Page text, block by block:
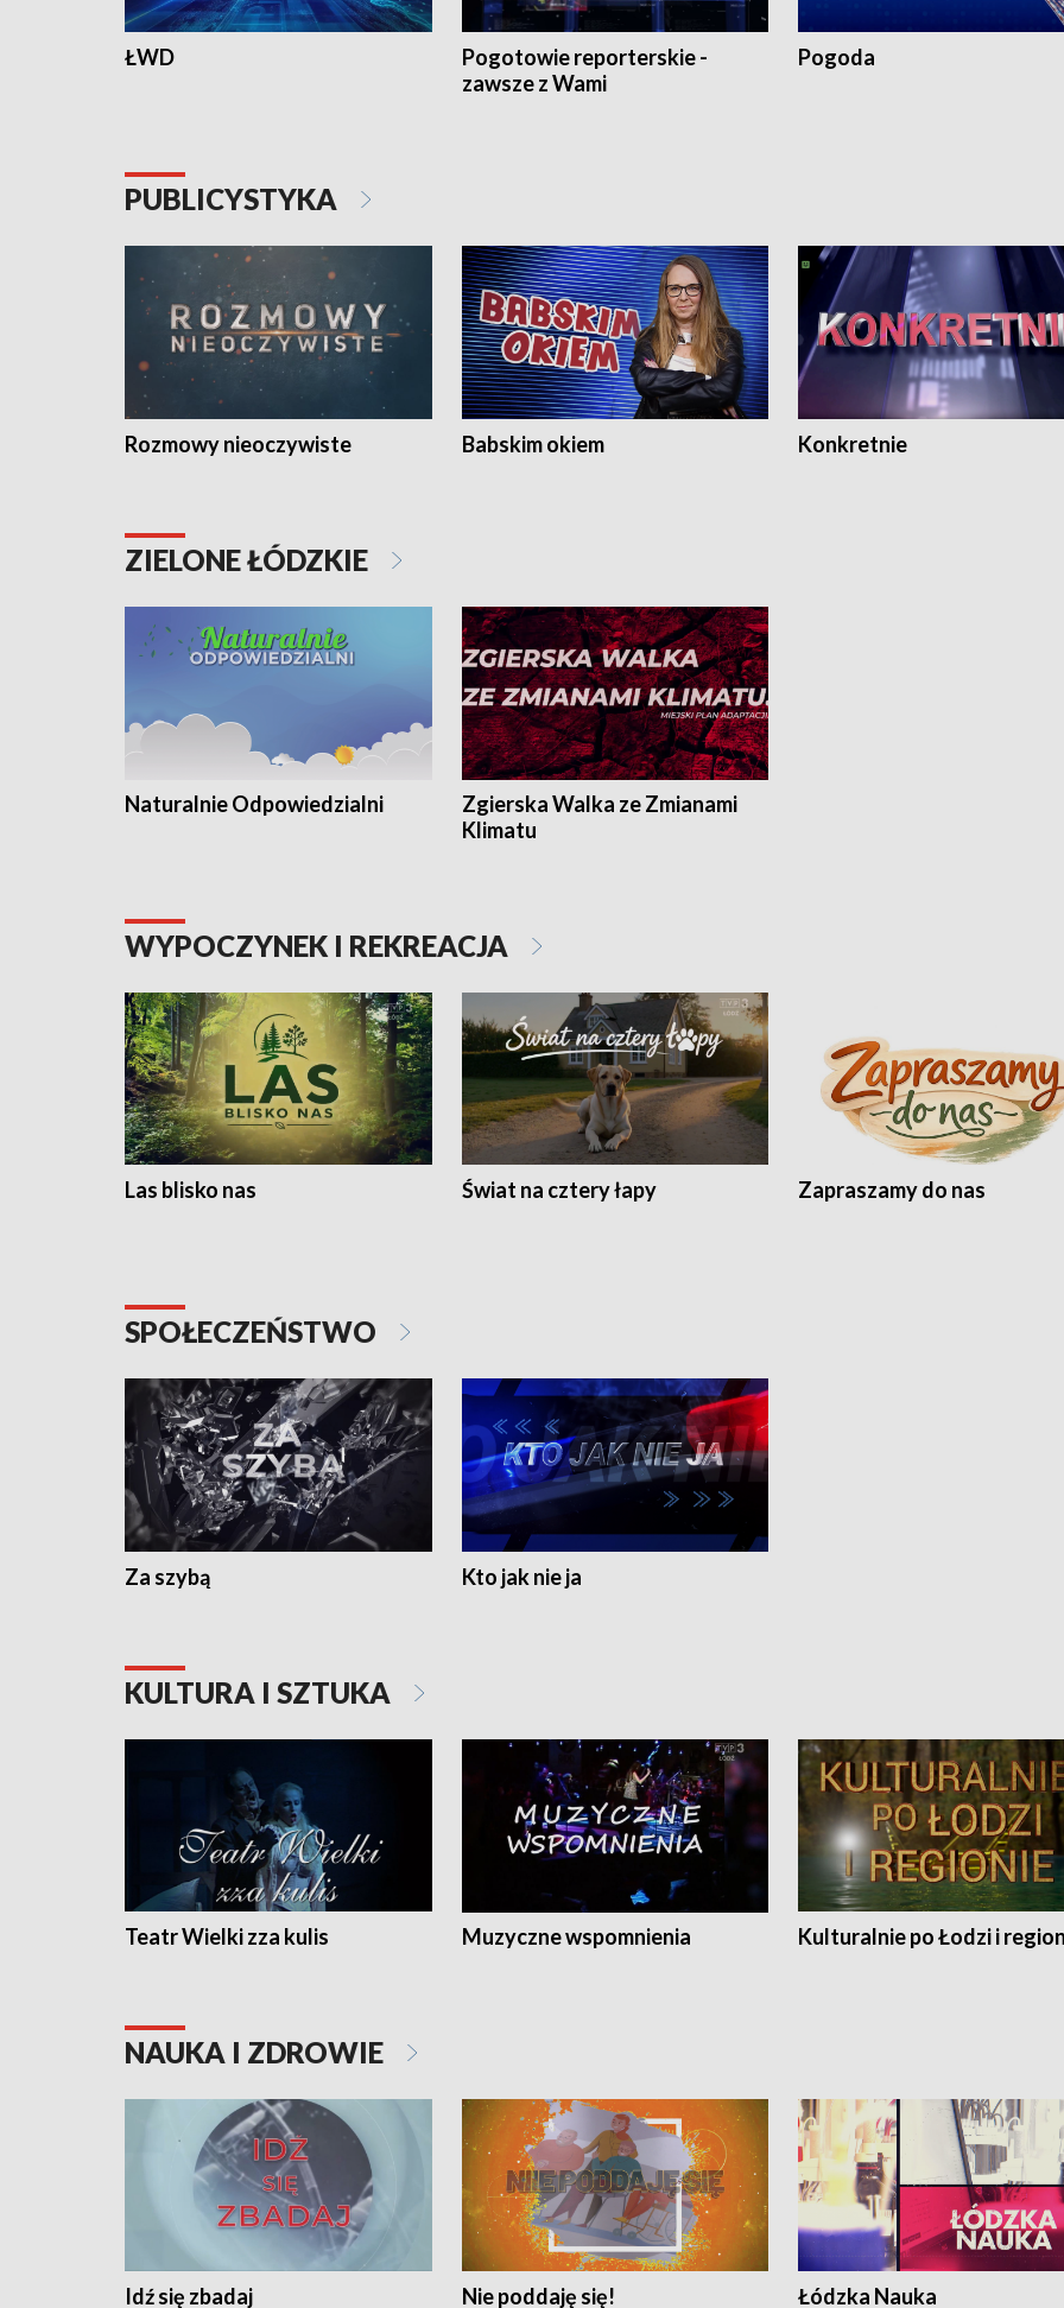
ŁWD
Pogotowie reporterskie -
zawsze z Wami
Pogoda
PUBLICYSTYKA
Rozmowy nieoczywiste Babskim okiem Konkretnie
ZIELONE ŁÓDZKIE
Naturalnie Odpowiedzialni
Zgierska Walka ze Zmianami
Klimatu
WYPOCZYNEK I REKREACJA
Las blisko nas Świat na cztery łapy Zapraszamy do nas
SPOŁECZEŃSTWO
Za szybą Kto jak nie ja
KULTURA I SZTUKA
Teatr Wielki zza kulis Muzyczne wspomnienia Kulturalnie po Łodzi i
NAUKA I ZDROWIE
Idź się zbadaj Nie poddaję się! Łódzka Nauka